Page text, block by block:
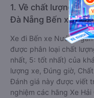
1. Về chất lượng,
Đà Nẵng Bến xe
Xe đi Bến xe Nước
được phân loại chất
nhất, 5: tốt nhất) của
lượng xe, Đúng giờ,
Đánh giá này được viết
nghiệm các hãng Xe